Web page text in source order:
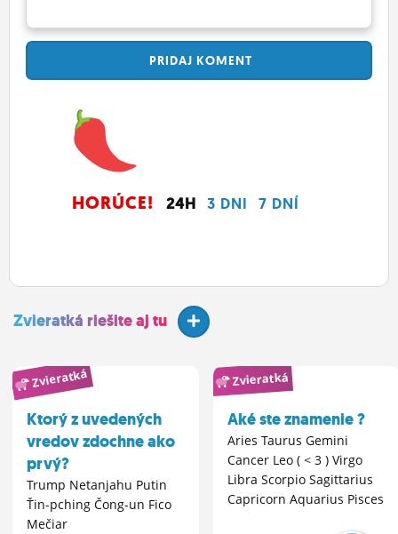
PRIDAJ KOMENT
HORÚCE! 24H 3 DNI 7 DNÍ
Zvieratká riešite aj tu
Zvieratká
Ktorý z uvedených
vredov zdochne ako
prvý?
Trump Netanjahu Putin
Ťin-pching Čong-un Fico
Mečiar
Zvieratká
Aké ste znamenie ?
Aries Taurus Gemini
Cancer Leo ( < 3 ) Virgo
Libra Scorpio Sagittarius
Capricorn Aquarius Pisces